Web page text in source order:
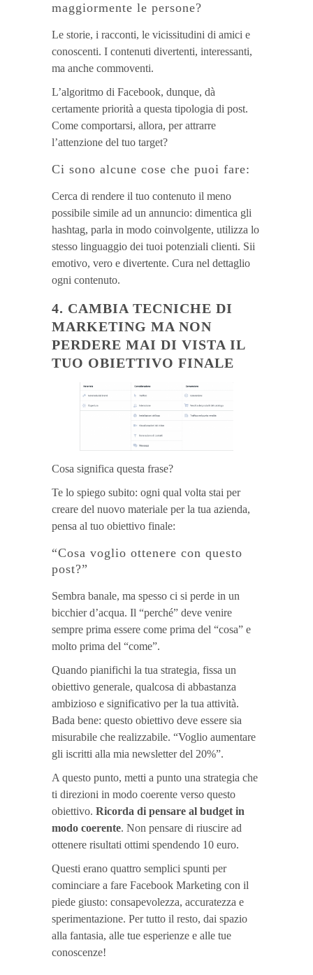
maggiormente le persone?
Le storie, i racconti, le vicissitudini di amici e
conoscenti. I contenuti divertenti, interessanti,
ma anche commoventi.
L’algoritmo di Facebook, dunque, dà
certamente priorità a questa tipologia di post.
Come comportarsi, allora, per attrarre
l’attenzione del tuo target?
Ci sono alcune cose che puoi fare:
Cerca di rendere il tuo contenuto il meno
possibile simile ad un annuncio: dimentica gli
hashtag, parla in modo coinvolgente, utilizza lo
stesso linguaggio dei tuoi potenziali clienti. Sii
emotivo, vero e divertente. Cura nel dettaglio
ogni contenuto.
4. CAMBIA TECNICHE DI
MARKETING MA NON
PERDERE MAI DI VISTA IL
TUO OBIETTIVO FINALE
Cosa significa questa frase?
Te lo spiego subito: ogni qual volta stai per
creare del nuovo materiale per la tua azienda,
pensa al tuo obiettivo finale:
“Cosa voglio ottenere con questo
post?”
Sembra banale, ma spesso ci si perde in un
bicchier d’acqua. Il “perché” deve venire
sempre prima essere come prima del “cosa” e
molto prima del “come”.
Quando pianifichi la tua strategia, fissa un
obiettivo generale, qualcosa di abbastanza
ambizioso e significativo per la tua attività.
Bada bene: questo obiettivo deve essere sia
misurabile che realizzabile. “Voglio aumentare
gli iscritti alla mia newsletter del 20%”.
A questo punto, metti a punto una strategia che
ti direzioni in modo coerente verso questo
obiettivo. Ricorda di pensare al budget in
modo coerente. Non pensare di riuscire ad
ottenere risultati ottimi spendendo 10 euro.
Questi erano quattro semplici spunti per
cominciare a fare Facebook Marketing con il
piede giusto: consapevolezza, accuratezza e
sperimentazione. Per tutto il resto, dai spazio
alla fantasia, alle tue esperienze e alle tue
conoscenze!